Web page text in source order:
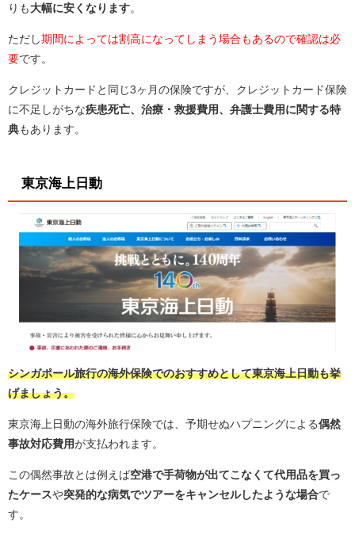
りも 大幅に安くなります。
ただし期間によっては割高になってしまう場合もあるので確認は必
要です。
クレジットカードと同じ3ヶ月の保険ですが、クレジットカード保険
に不足しがちな疾患死亡、治療・救援費用、弁護士費用に関する特
典もあります。
東京海上日動
シンガポール旅行の海外保険でのおすすめとして東京海上日動も挙
げましょう。
東京海上日動の海外旅行保険では、予期せぬハプニングによる偶然
事故対応費用が支払われます。
この偶然事故とは例えば空港で手荷物が出てこなくて代用品を買っ
たケースや突発的な病気でツアーをキャンセルしたような場合で
す。